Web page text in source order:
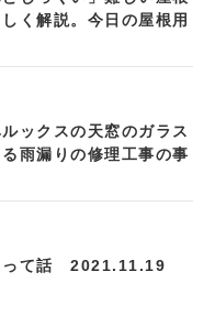
く解説。今日の屋根用
ルックスの天窓のガラス
雨漏りの修理工事の事
って話 2021.11.19